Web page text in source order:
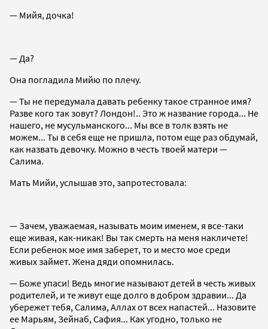
— Мийя, дочка!
— Да?
Она погладила Мийю по плечу.
— Ты не передумала давать ребенку такое странное имя?
Разве кого так зовут? Лондон!.. Это ж название города... Не
нашего, не мусульманского... Мы все в толк взять не
можем... Ты в себя еще не пришла, потом еще раз обдумай,
как назвать девочку. Можно в честь твоей матери —
Салима.
Мать Мийи, услышав это, запротестовала:
— Зачем, уважаемая, называть моим именем, я все-таки
еще живая, как-никак! Вы так смерть на меня накличете!
Если ребенок мое имя заберет, то и место мое среди
живых займет. Жена дяди опомнилась.
— Боже упаси! Ведь многие называют детей в честь живых
родителей, и те живут еще долго в добром здравии... Да
убережет тебя, Салима, Аллах от всех напастей... Назовите
ее Марьям, Зейнаб, Сафия... Как угодно, только не